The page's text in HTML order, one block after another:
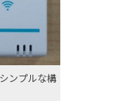
ンプルな構